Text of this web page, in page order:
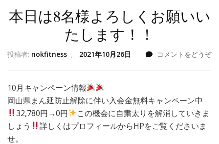
本日は8名様よろしくお願いい
たします！！
投稿者: nokfitness 、 2021年10月26日 コメントをどうぞ
10月キャンペーン情報
岡山県まん延防止解除に伴い入会金無料キャンペーン中
32,780円→0円
この機会に自粛太りを解消していきま
しょう
詳しくはプロフィールからHPをご覧くださいま
せ。